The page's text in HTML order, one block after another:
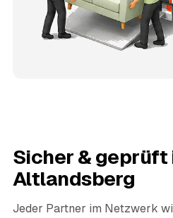
Sicher & geprüft
Altlandsberg
Jeder Partner im Netzwerk